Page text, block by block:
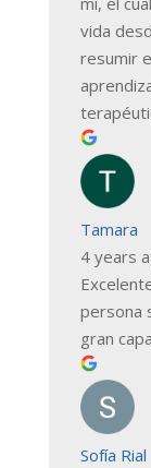
vida
resumir
Tamara
4 years
persona
gran
Sofía Rial